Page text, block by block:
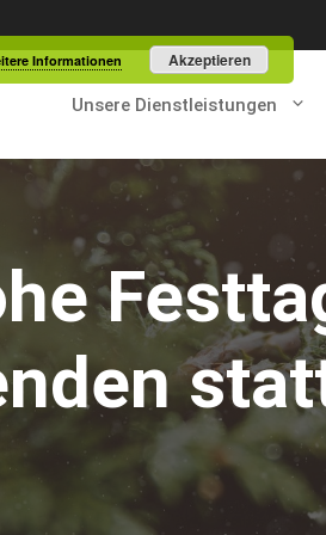
Unsere Dienstleistungen
Informationen Akzeptieren